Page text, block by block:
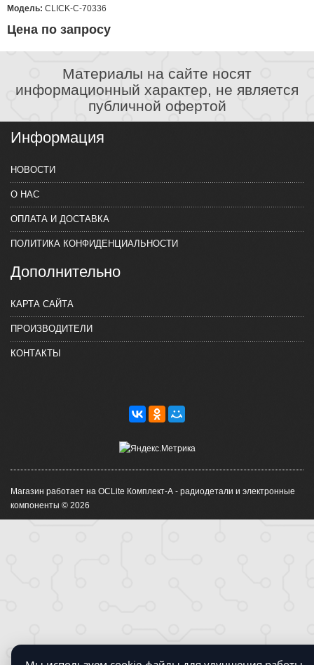
Модель: CLICK-C-70336
Цена по запросу
Материалы на сайте носят
информационный характер, не является
публичной офертой
Информация
НОВОСТИ
О НАС
ОПЛАТА И ДОСТАВКА
ПОЛИТИКА КОНФИДЕНЦИАЛЬНОСТИ
Дополнительно
КАРТА САЙТА
ПРОИЗВОДИТЕЛИ
КОНТАКТЫ
Магазин работает на OCLite Комплект-А - радиодетали и электронные
компоненты © 2026